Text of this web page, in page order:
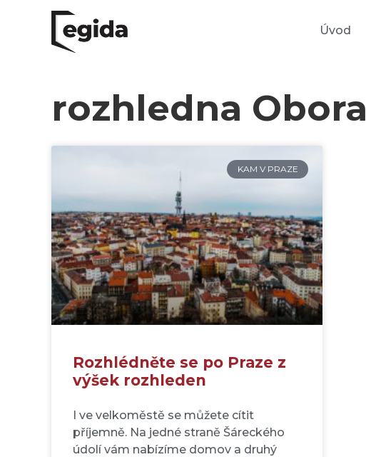
Úvod
rozhledna Obora
KAM V PRAZE
Rozhlédněte se po Praze z
výšek rozhleden
I ve velkoměstě se můžete cítit
příjemně. Na jedné straně Šáreckého
údolí vám nabízíme domov a druhý